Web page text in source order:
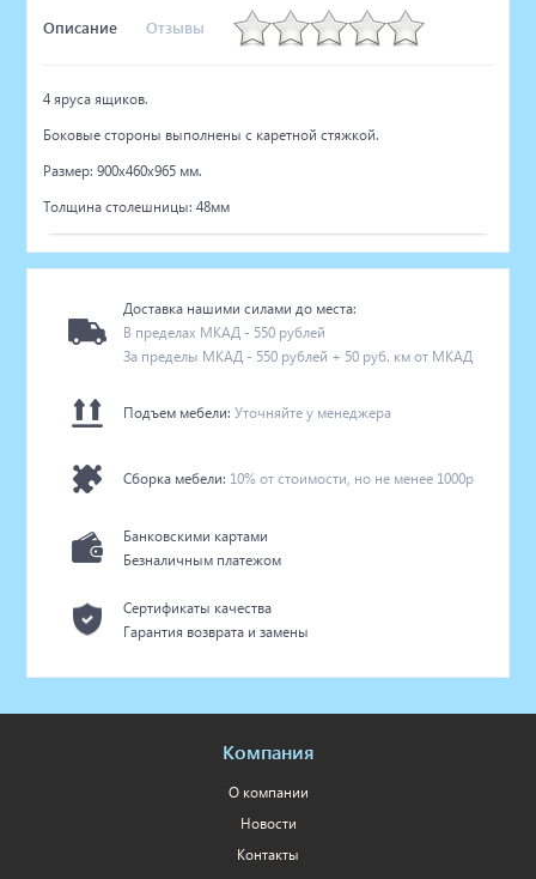
Описание Отзывы
4 яруса ящиков.
Боковые стороны выполнены с каретной стяжкой.
Размер: 900х460х965 мм.
Толщина столешницы: 48мм
Доставка нашими силами до места:
В пределах МКАД - 550 рублей
За пределы МКАД - 550 рублей + 50 руб. км от МКАД
Подъем мебели:Уточняйте у менеджера
Сборка мебели: 10% от стоимости, но не менее 1000р
Банковскими картами
Безналичным платежом
Сертификаты качества
Гарантия возврата и замены
Компания
О компании
Новости
Контакты